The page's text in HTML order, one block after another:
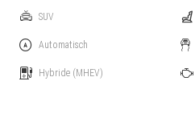
SUV
Automatisch
Hybride (MHEV)